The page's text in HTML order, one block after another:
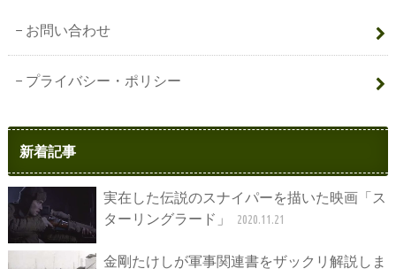
お問い合わせ
プライバシー・ポリシー
新着記事
実在した伝説のスナイパーを描いた映画「ス
ターリングラード」
2020.11.21
金剛たけしが軍事関連書をザックリ解説しま